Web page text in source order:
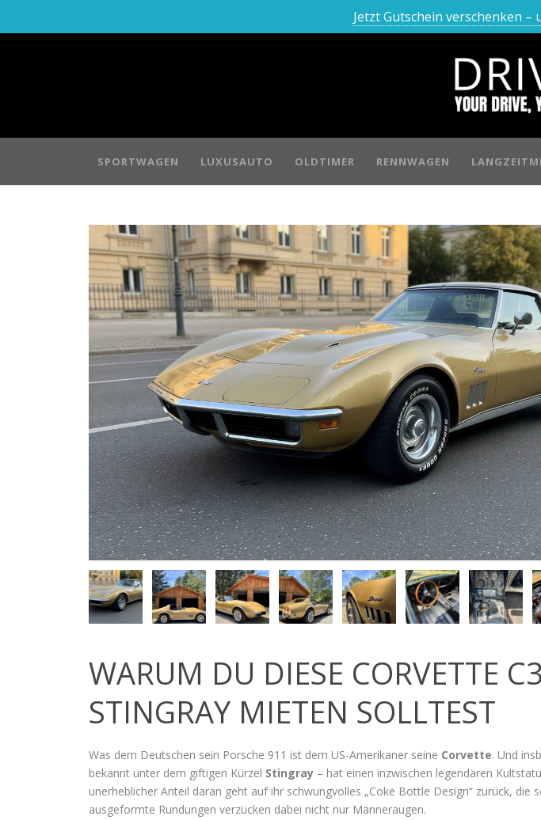
Jetzt Gutschein verschenken
SPORTWAGEN LUXUSAUTO OLDTIMER RENNWAGEN
WARUM DU DIESE CORVETTE C3
STINGRAY MIETEN SOLLTEST
Was dem Deutschen sein Porsche 911 ist dem US-Amerikaner seine Corvette. Und
bekannt unter dem giftigen Kürzel Stingray – hat einen inzwischen legendären
unerheblicher Anteil daran geht auf ihr schwungvolles „Coke Bottle Design“ zurück, die
ausgeformte Rundungen verzücken dabei nicht nur Männeraugen.